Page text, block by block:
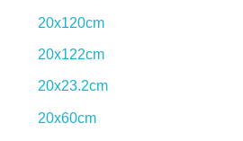
20x120cm
20x122cm
20x23.2cm
20x60cm